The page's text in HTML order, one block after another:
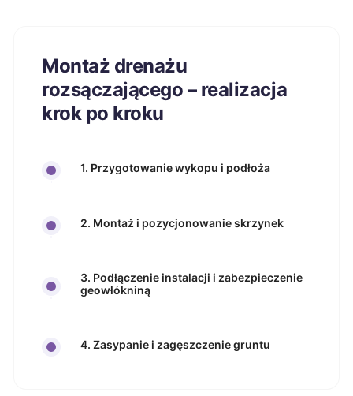
Montaż drenażu
rozsączającego – realizacja
krok po kroku
1. Przygotowanie wykopu i podłoża
2. Montaż i pozycjonowanie skrzynek
3. Podłączenie instalacji i zabezpieczenie
geowłókniną
4. Zasypanie i zagęszczenie gruntu